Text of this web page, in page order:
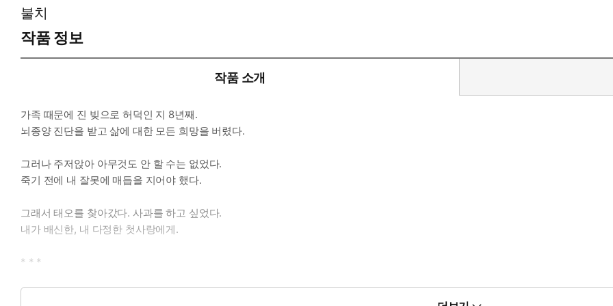
불치
작품 정보
작품 소개
가족 때문에 진 빚으로 허덕인 지 8년째.
뇌종양 진단을 받고 삶에 대한 모든 희망을 버렸다.
그러나 주저앉아 아무것도 안 할 수는 없었다.
죽기 전에 내 잘못에 매듭을 지어야 했다.
그래서 태오를 찾아갔다. 사과를 하고 싶었다.
내가 배신한, 내 다정한 첫사랑에게.
* * *